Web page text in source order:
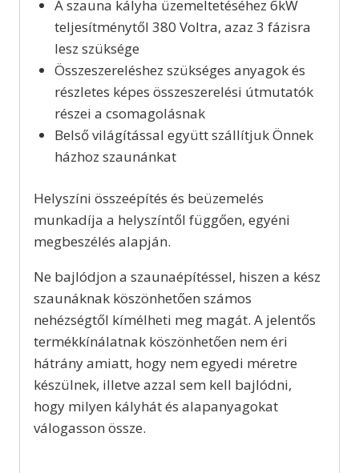
A szauna kályha üzemeltetéséhez 6kW
teljesítménytől 380 Voltra, azaz 3 fázisra
lesz szüksége
Összeszereléshez szükséges anyagok és
részletes képes összeszerelési útmutatók
részei a csomagolásnak
Belső világítással együtt szállítjuk Önnek
házhoz szaunánkat
Helyszíni összeépítés és beüzemelés
munkadíja a helyszíntől függően, egyéni
megbeszélés alapján.
Ne bajlódjon a szaunaépítéssel, hiszen a kész
szaunáknak köszönhetően számos
nehézségtől kímélheti meg magát. A jelentős
termékkínálatnak köszönhetően nem éri
hátrány amiatt, hogy nem egyedi méretre
készülnek, illetve azzal sem kell bajlódni,
hogy milyen kályhát és alapanyagokat
válogasson össze.